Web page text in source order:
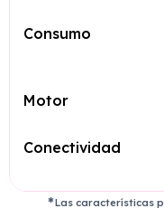
Consumo
Motor
Conectividad
Las características